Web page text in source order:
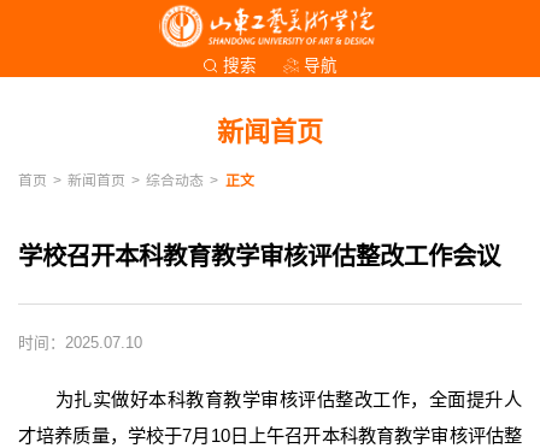
搜索 导航
新闻首页
首页 > 新闻首页 > 综合动态 > 正文
学校召开本科教育教学审核评估整改工作会议
时间：2025.07.10
为扎实做好本科教育教学审核评估整改工作，全面提升人
才培养质量，学校于7月10日上午召开本科教育教学审核评估整